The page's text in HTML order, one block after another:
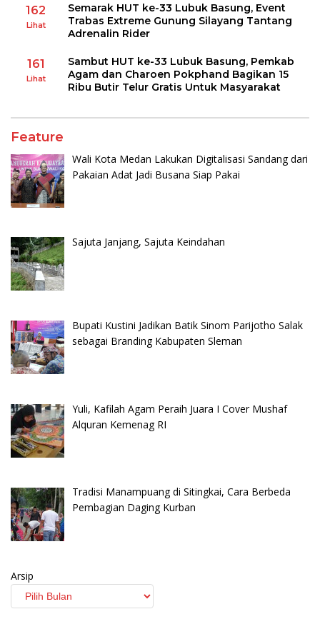
162
Lihat
Semarak HUT ke-33 Lubuk Basung, Event
Trabas Extreme Gunung Silayang Tantang
Adrenalin Rider
161
Lihat
Sambut HUT ke-33 Lubuk Basung, Pemkab
Agam dan Charoen Pokphand Bagikan 15
Ribu Butir Telur Gratis Untuk Masyarakat
Feature
Wali Kota Medan Lakukan Digitalisasi Sandang dari
Pakaian Adat Jadi Busana Siap Pakai
Sajuta Janjang, Sajuta Keindahan
Bupati Kustini Jadikan Batik Sinom Parijotho Salak
sebagai Branding Kabupaten Sleman
Yuli, Kafilah Agam Peraih Juara I Cover Mushaf
Alquran Kemenag RI
Tradisi Manampuang di Sitingkai, Cara Berbeda
Pembagian Daging Kurban
Arsip